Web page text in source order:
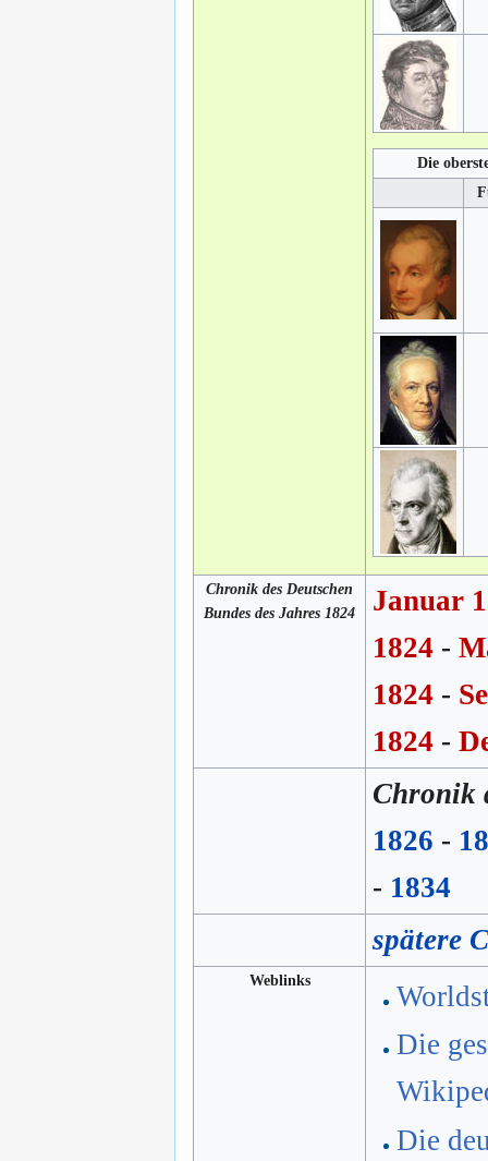
Die
Chronik des Deutschen
Bundes des Jahres 1824
Januar
1824 -
1824 -
1824 -
Chronik
1826 -
- 1834
spätere
Weblinks
Die
Die